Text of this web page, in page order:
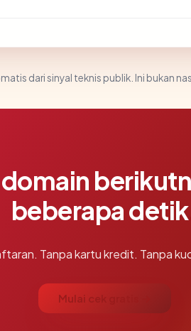
dari sinyal teknis publik. Ini bukan
beberapa
Tanpa kartu kredit. Tanpa
Mulai cek gratis →